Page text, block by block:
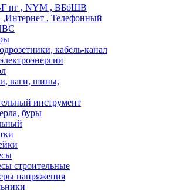
нг , NYM , ВБбШВ
, Телефонный
кабель-канал
ваги, шины,
инструмент
буры
строительные
напряжения